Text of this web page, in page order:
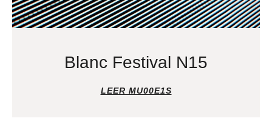
Blanc Festival N15
LEER MU00E1S